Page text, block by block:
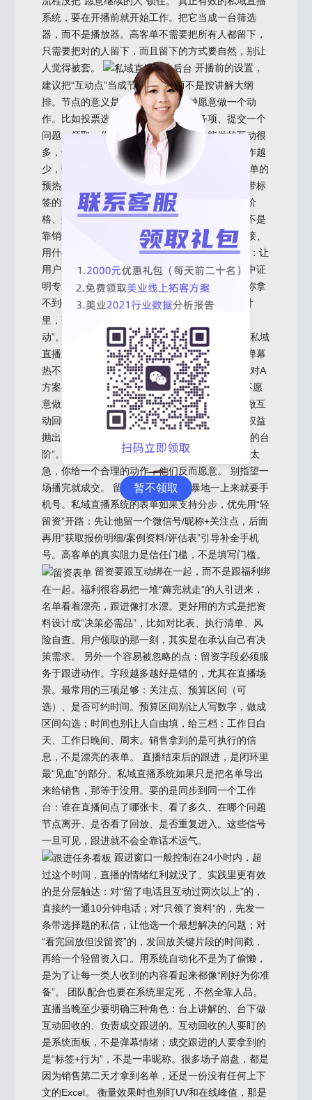
系统，要在开播前就开始工作。把它当成一台筛选
器，而不是播放器。高客单不需要把所有人都留下，
只需要把对的人留下，而且留下的方式要自然，别让
人觉得被套。
开播前的设置，
建议把“互动点”当成节点来排，而不是按讲解大纲
排。节点的意义是：观众在这一分钟愿意做一个动
作。比如投票选痛点、点选关心的服务项、提交一个
问题、领取一份清单。私域直播系统里能做的互动很
多，但不要贪，全场抓两到三个动作就够了，动作越
少，数据越干净。 预热也别搞成海报接龙。高客单的
预热最有用的是预约机制和提醒机制，尤其是能带标
签的预约。预约时让用户勾选一个选项：更关注价
格、效果、周期、对比，四选一就行。后面跟进不是
靠销售猜，而是系统里直接看到这类人应该被谁接、
用什么角度聊。 直播间里讲解节奏的核心判断是：让
用户在互动中暴露信息，而不是让主持人在输出中证
明专业。讲得越满，用户越安静，安静就意味着你拿
不到任何可跟进的线索。
互动设计
里，弹幕只是表面热闹。更关键的是“可回收的互
动”。投票、问卷、卡片点击、资料领取，这些在私域
直播系统里都是结构化数据，能直接变成标签。弹幕
热不热不重要，重要的是系统里能不能一键拉出“对A
方案有兴趣但没留电话”的人。 有个取舍很多人不愿
意做：讲解过程中必须留出两次停顿，专门用来做互
动回收。一次在价值讲清楚之后，一次在报价或权益
抛出之前。停顿不是尬聊，是给用户一个“做动作的台
阶”。很多高客单用户不是不想留资，是不想显得太
急，你给一个合理的动作，他们反而愿意。 别指望一
场播完就成交。 留资这件事也别粗暴地一上来就要手
机号。私域直播系统的表单如果支持分步，优先用“轻
留资”开路：先让他留一个微信号/昵称+关注点，后面
再用“获取报价明细/案例资料/评估表”引导补全手机
号。高客单的真实阻力是信任门槛，不是填写门槛。
留资要跟互动绑在一起，而不是跟福利绑
在一起。福利很容易把一堆“薅完就走”的人引进来，
名单看着漂亮，跟进像打水漂。更好用的方式是把资
料设计成“决策必需品”，比如对比表、执行清单、风
险自查。用户领取的那一刻，其实是在承认自己有决
策需求。 另外一个容易被忽略的点：留资字段必须服
务于跟进动作。字段越多越好是错的，尤其在直播场
景。最常用的三项足够：关注点、预算区间（可
选）、是否可约时间。预算区间别让人写数字，做成
区间勾选；时间也别让人自由填，给三档：工作日白
天、工作日晚间、周末。销售拿到的是可执行的信
息，不是漂亮的表单。 直播结束后的跟进，是闭环里
最“见血”的部分。私域直播系统如果只是把名单导出
来给销售，那等于没用。要的是同步到同一个工作
台：谁在直播间点了哪张卡、看了多久、在哪个问题
节点离开、是否看了回放、是否重复进入。这些信号
一旦可见，跟进就不会全靠话术运气。
跟进窗口一般控制在24小时内，超
过这个时间，直播的情绪红利就没了。实践里更有效
的是分层触达：对“留了电话且互动过两次以上”的，
直接约一通10分钟电话；对“只领了资料”的，先发一
条带选择题的私信，让他选一个最想解决的问题；对
“看完回放但没留资”的，发回放关键片段的时间戳，
再给一个轻留资入口。用系统自动化不是为了偷懒，
是为了让每一类人收到的内容看起来都像“刚好为你准
备”。 团队配合也要在系统里定死，不然全靠人品。
直播当晚至少要明确三种角色：台上讲解的、台下做
互动回收的、负责成交跟进的。互动回收的人要盯的
是系统面板，不是弹幕情绪；成交跟进的人要拿到的
是“标签+行为”，不是一串昵称。很多场子崩盘，都是
因为销售第二天才拿到名单，还是一份没有任何上下
文的Excel。 衡量效果时也别盯UV和在线峰值，那是
暂不领取